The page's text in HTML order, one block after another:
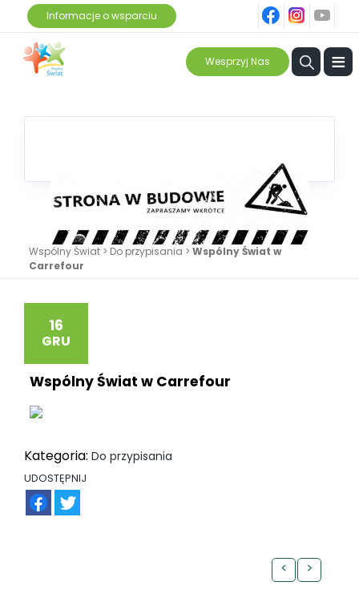
Informacje o wsparciu
ins
Wesprzyj Nas ≡
Wspólny Świat > Do przypisania > Wspólny Świat w
Carrefour
16
GRU
Wspólny Świat w Carrefour
Kategoria: Do przypisania
UDOSTĘPNIJ
< >